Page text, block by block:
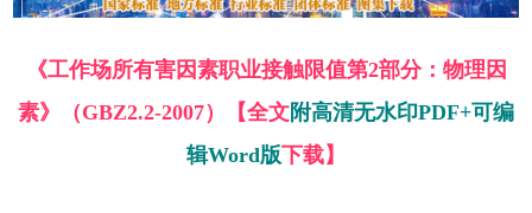
《工作场所有害因素职业接触限值第2部分：物理因
素》（GBZ2.2-2007）【全文附高清无水印PDF+可编
辑Word版下载】